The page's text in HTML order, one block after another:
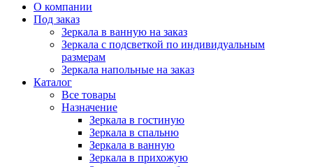
О компании
Под заказ
Зеркала в ванную на заказ
Зеркала с подсветкой по индивидуальным
размерам
Зеркала напольные на заказ
Каталог
Все товары
Назначение
Зеркала в гостиную
Зеркала в спальню
Зеркала в ванную
Зеркала в прихожую